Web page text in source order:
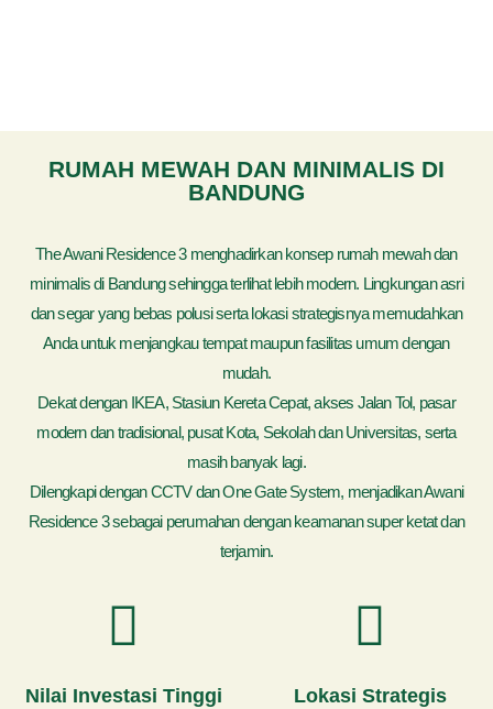
RUMAH MEWAH DAN MINIMALIS DI
BANDUNG
The Awani Residence 3 menghadirkan konsep rumah mewah dan
minimalis di Bandung sehingga terlihat lebih modern. Lingkungan asri
dan segar yang bebas polusi serta lokasi strategisnya memudahkan
Anda untuk menjangkau tempat maupun fasilitas umum dengan
mudah.
Dekat dengan IKEA, Stasiun Kereta Cepat, akses Jalan Tol, pasar
modern dan tradisional, pusat Kota, Sekolah dan Universitas, serta
masih banyak lagi.
Dilengkapi dengan CCTV dan One Gate System, menjadikan Awani
Residence 3 sebagai perumahan dengan keamanan super ketat dan
terjamin.
Nilai Investasi Tinggi Lokasi Strategis